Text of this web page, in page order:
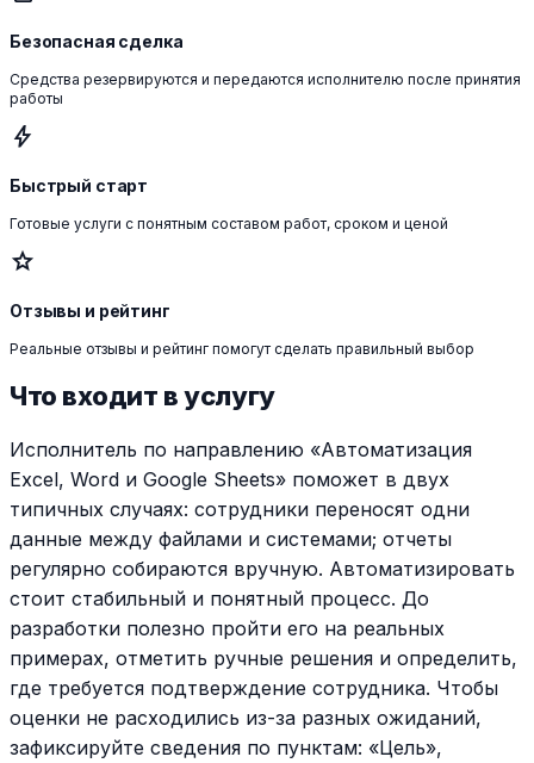
Безопасная сделка
Средства резервируются и передаются исполнителю после принятия
работы
bolt
Быстрый старт
Готовые услуги с понятным составом работ, сроком и ценой
star
Отзывы и рейтинг
Реальные отзывы и рейтинг помогут сделать правильный выбор
Что входит в услугу
Исполнитель по направлению «Автоматизация
Excel, Word и Google Sheets» поможет в двух
типичных случаях: сотрудники переносят одни
данные между файлами и системами; отчеты
регулярно собираются вручную. Автоматизировать
стоит стабильный и понятный процесс. До
разработки полезно пройти его на реальных
примерах, отметить ручные решения и определить,
где требуется подтверждение сотрудника. Чтобы
оценки не расходились из-за разных ожиданий,
зафиксируйте сведения по пунктам: «Цель»,